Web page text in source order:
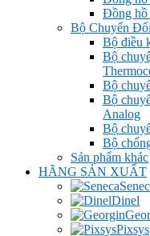
Đồng hồ
Bộ Chuyển
Bộ điều
Bộ
Bộ
Bộ
Analog
Bộ
Bộ
Sản phẩm khác
HÃNG SẢN XUẤT
Dinel
Pixsys